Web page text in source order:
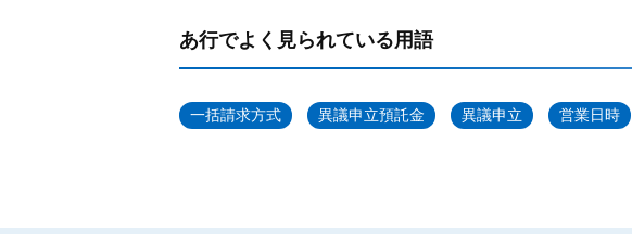
あ行でよく見られている用語
一括請求方式 異議申立預託金 異議申立 営業日時